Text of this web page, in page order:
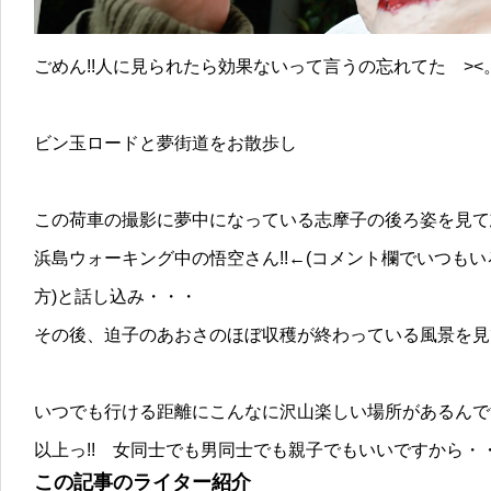
ごめん!!人に見られたら効果ないって言うの忘れてた ><
ビン玉ロードと夢街道をお散歩し
この荷車の撮影に夢中になっている志摩子の後ろ姿を見
浜島ウォーキング中の悟空さん!!←(コメント欄でいつも
方)と話し込み・・・
その後、迫子のあおさのほぼ収穫が終わっている風景を
いつでも行ける距離にこんなに沢山楽しい場所があるん
以上っ!! 女同士でも男同士でも親子でもいいですから
この記事のライター紹介